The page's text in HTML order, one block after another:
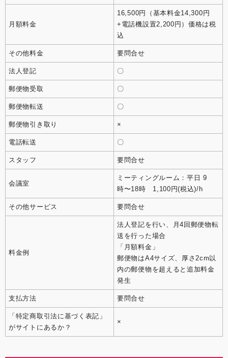
月額料金
16,500円（基本料金14,300円
+電話機設置2,200円）価格は税
込
その他料金 要問合せ
法人登記 〇
郵便物受取 〇
郵便物転送 〇
郵便物引き取り ×
電話転送 〇
スタッフ 要問合せ
会議室
ミーティングルーム：平日 9
時〜18時 1,100円(税込)/h
その他サービス 要問合せ
料金例
法人登記を行い、月4回郵便物転
送を行った場合
「月額料金」
郵便物はA4サイズ、厚さ2cm以
内の郵便物を超えると追加料金
発生
支払方法 要問合せ
「特定商取引法に基づく表記」
がサイトにあるか？
×